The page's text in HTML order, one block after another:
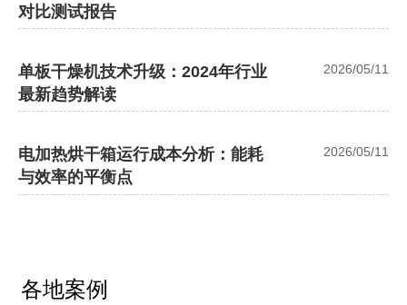
对比测试报告
单板干燥机技术升级：2024年行业
最新趋势解读
2026/05/11
电加热烘干箱运行成本分析：能耗
与效率的平衡点
2026/05/11
各地案例